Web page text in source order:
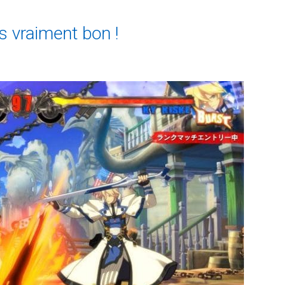
vraiment bon !